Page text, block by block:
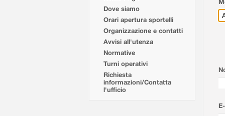
Dove siamo
Orari apertura sportelli
Organizzazione e contatti
Avvisi all'utenza
Normative
Turni operativi
Richiesta
informazioni/Contatta
l'ufficio